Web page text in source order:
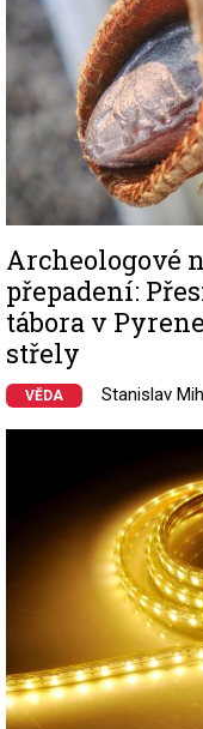
Archeologové
přepadení:
tábora v
střely
VĚDA Stanislav